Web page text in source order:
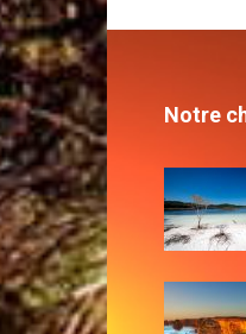
Notre